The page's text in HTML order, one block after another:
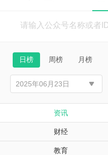
日榜 周榜 月榜
资讯
财经
教育